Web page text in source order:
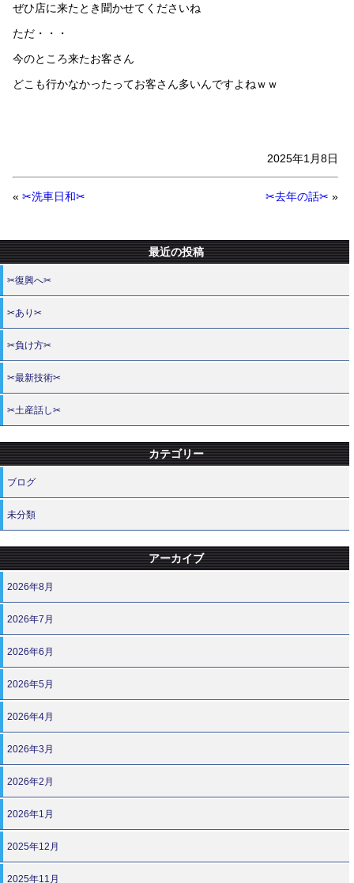
ぜひ店に来たとき聞かせてくださいね
ただ・・・
今のところ来たお客さん
どこも行かなかったってお客さん多いんですよねｗｗ
2025年1月8日
« ✂洗車日和✂ ✂去年の話✂ »
最近の投稿
✂復興へ✂
✂あり✂
✂負け方✂
✂最新技術✂
✂土産話し✂
カテゴリー
ブログ
未分類
アーカイブ
2026年8月
2026年7月
2026年6月
2026年5月
2026年4月
2026年3月
2026年2月
2026年1月
2025年12月
2025年11月